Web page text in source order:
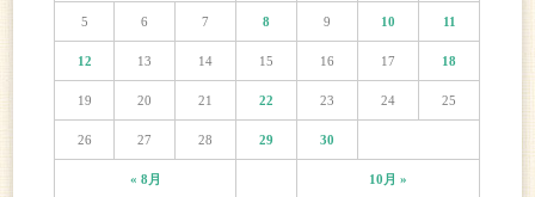
« 8月 10月 »
5 6 7 8 9 10 11
12 13 14 15 16 17 18
19 20 21 22 23 24 25
26 27 28 29 30